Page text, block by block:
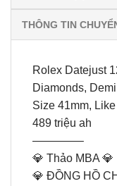
THÔNG TIN
Rolex Datejust
Diamonds,
Size 41mm,
489 triệu ah
————–
💎 Thảo MBA 💎
💎 ĐỒNG HỒ